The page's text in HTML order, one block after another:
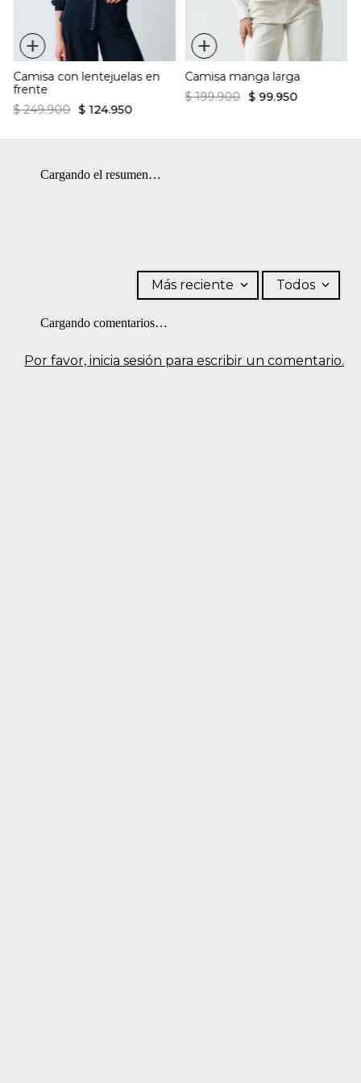
+
Camisa con lentejuelas en
frente
$ 249.900 $ 124.950
+
Camisa manga larga
$ 199.900 $ 99.950
Cargando el resumen…
Por favor, inicia sesión para escribir un comentario.
Más reciente Todos
Cargando comentarios…